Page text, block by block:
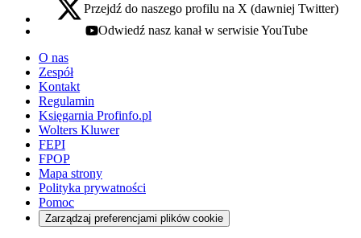
x - otwiera się w nowej karcie
Przejdź do naszego profilu na X (dawniej Twitter)
youtube - otwiera się w nowej karcie
Odwiedź nasz kanał w serwisie YouTube
O nas
Zespół
Kontakt
Regulamin
Księgarnia Profinfo.pl
Wolters Kluwer
FEPI
FPOP
Mapa strony
Polityka prywatności
Pomoc
Zarządzaj preferencjami plików cookie